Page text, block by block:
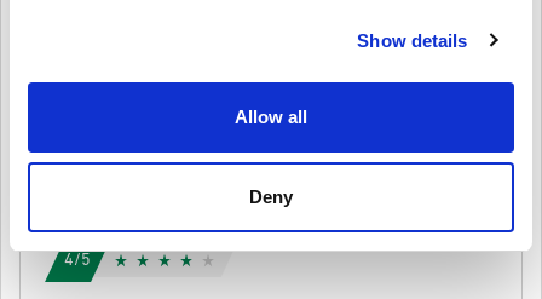
Show details
Allow all
Deny
Kolla den snabba guiden ovan eller följ stegen nedan 👇
• Välj din produkt
• Ange din e-postadress
Om du upplever problem med ett köp, var vänlig meddela
utvecklare och är därför original.
Nedladdningsbart innehåll eller DLC-produkter - Du måste
Du kan få mer än en kod för vissa produkter.
Inlösningsprocessen var smidig, bara en mindre fördröjning
4/5